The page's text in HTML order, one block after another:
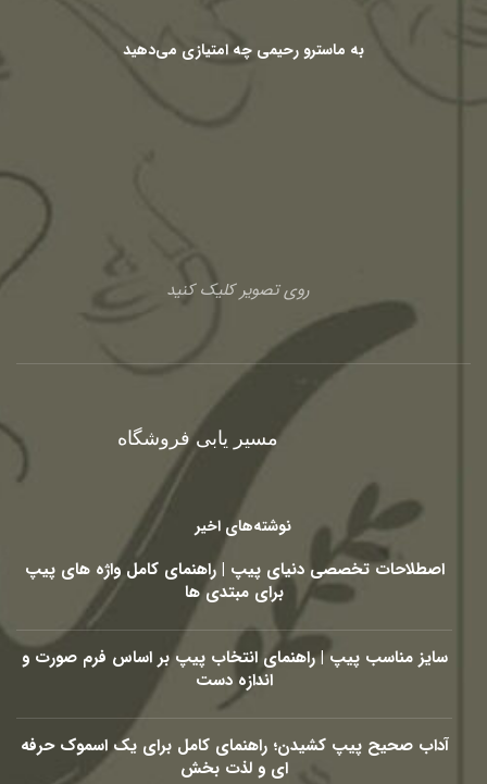
به ماسترو رحیمی چه امتیازی می‌دهید
روی تصویر کلیک کنید
مسیر یابی فروشگاه
نوشته‌های اخیر
اصطلاحات تخصصی دنیای پیپ | راهنمای کامل واژه های پیپ
برای مبتدی ها
سایز مناسب پیپ | راهنمای انتخاب پیپ بر اساس فرم صورت و
اندازه دست
آداب صحیح پیپ کشیدن؛ راهنمای کامل برای یک اسموک حرفه
ای و لذت بخش